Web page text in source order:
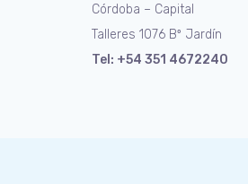
Córdoba – Capital
Talleres 1076 Bº Jardín
Tel: +54 351 4672240